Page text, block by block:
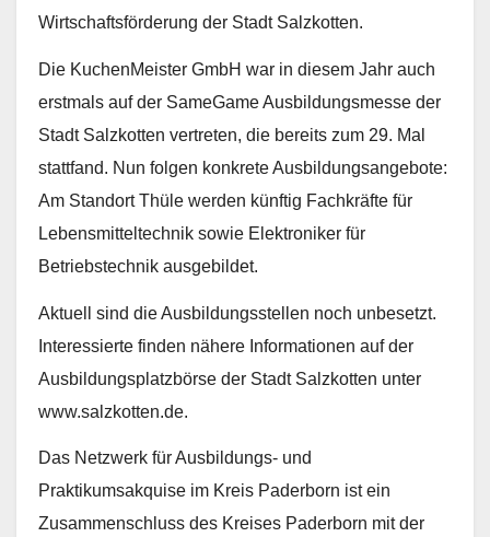
Wirtschaftsförderung der Stadt Salzkotten.
Die KuchenMeister GmbH war in diesem Jahr auch
erstmals auf der SameGame Ausbildungsmesse der
Stadt Salzkotten vertreten, die bereits zum 29. Mal
stattfand. Nun folgen konkrete Ausbildungsangebote:
Am Standort Thüle werden künftig Fachkräfte für
Lebensmitteltechnik sowie Elektroniker für
Betriebstechnik ausgebildet.
Aktuell sind die Ausbildungsstellen noch unbesetzt.
Interessierte finden nähere Informationen auf der
Ausbildungsplatzbörse der Stadt Salzkotten unter
www.salzkotten.de.
Das Netzwerk für Ausbildungs- und
Praktikumsakquise im Kreis Paderborn ist ein
Zusammenschluss des Kreises Paderborn mit der